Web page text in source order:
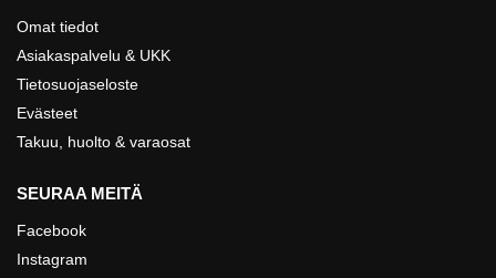
Omat tiedot
Asiakaspalvelu & UKK
Tietosuojaseloste
Evästeet
Takuu, huolto & varaosat
SEURAA MEITÄ
Facebook
Instagram